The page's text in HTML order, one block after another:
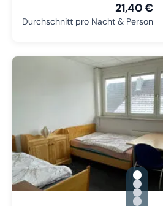
21,40 €
Durchschnitt pro Nacht & Person
Zu
Zu
Zu